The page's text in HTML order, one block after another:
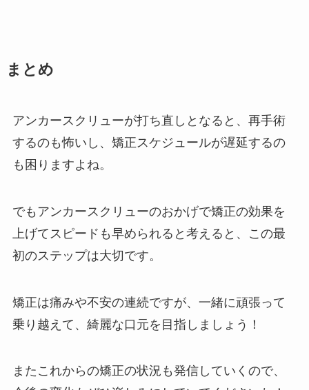
まとめ
アンカースクリューが打ち直しとなると、再手術
するのも怖いし、矯正スケジュールが遅延するの
も困りますよね。
でもアンカースクリューのおかげで矯正の効果を
上げてスピードも早められると考えると、この最
初のステップは大切です。
矯正は痛みや不安の連続ですが、一緒に頑張って
乗り越えて、綺麗な口元を目指しましょう！
またこれからの矯正の状況も発信していくので、